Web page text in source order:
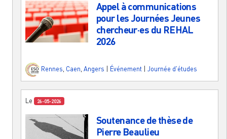
Appel à communications
pour les Journées Jeunes
chercheur·es du REHAL
2026
Rennes Caen Angers Événement Journée d'études
Le 26-05-2026
Soutenance de thèse de
Pierre Beaulieu